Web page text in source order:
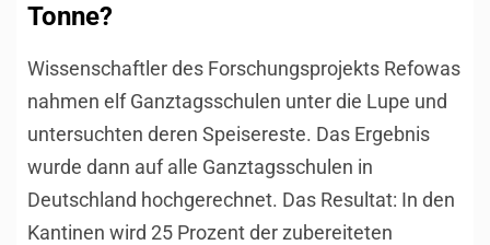
Tonne?
Wissenschaftler des Forschungsprojekts Refowas
nahmen elf Ganztagsschulen unter die Lupe und
untersuchten deren Speisereste. Das Ergebnis
wurde dann auf alle Ganztagsschulen in
Deutschland hochgerechnet. Das Resultat: In den
Kantinen wird 25 Prozent der zubereiteten